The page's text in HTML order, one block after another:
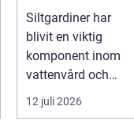
vattenmiljöer
Siltgardiner har
blivit en viktig
komponent inom
vattenvård och
muddringsindustri
tack vare si...
12 juli 2026